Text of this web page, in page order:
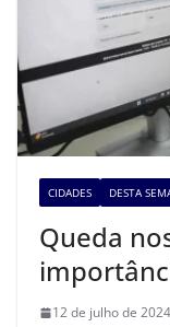
CIDADES DESTA
Queda
12 de julho de 2024